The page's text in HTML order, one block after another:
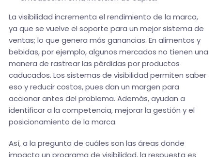
La visibilidad incrementa el rendimiento de la marca,
ya que se vuelve el soporte para un mejor sistema de
ventas; lo que genera más ganancias. En alimentos y
bebidas, por ejemplo, algunos mercados no tienen una
manera de rastrear las pérdidas por productos
caducados. Los sistemas de visibilidad permiten saber
eso y reducir costos, pues dan un margen para
accionar antes del problema. Además, ayudan a
identificar a la competencia, mejorar la gestión y el
posicionamiento de la marca.
Así, a la pregunta de cuáles son las áreas donde
impacta un programa de visibilidad, la respuesta es